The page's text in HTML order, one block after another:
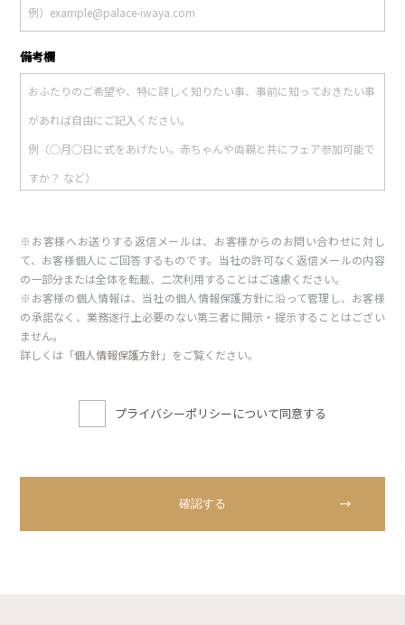
備考欄
※お客様へお送りする返信メールは、お客様からのお問い合わせに対し
て、お客様個人にご回答するものです。当社の許可なく返信メールの内容
の一部分または全体を転載、二次利用することはご遠慮ください。
※お客様の個人情報は、当社の個人情報保護方針に沿って管理し、お客様
の承諾なく、業務遂行上必要のない第三者に開示・提示することはござい
ません。
詳しくは「個人情報保護方針」をご覧ください。
プライバシーポリシーについて同意する